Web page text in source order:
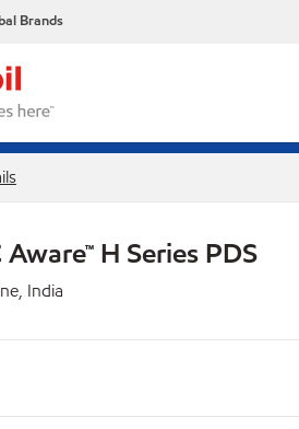
Brands
H Series PDS
India